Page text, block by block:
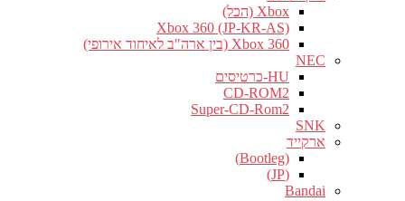
Xbox (הכל)
Xbox 360 (JP-KR-AS)
Xbox 360 (בין ארה"ב לאיחוד אירופי)
NEC
HU-כרטיסים
CD-ROM2
Super-CD-Rom2
SNK
ארקייד
(Bootleg)
(JP)
Bandai